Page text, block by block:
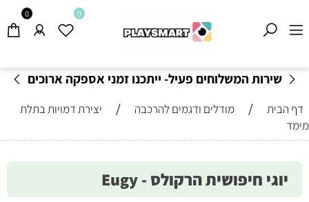
פעיל- ייתכנו זמני אספקה ארוכים
0 0
דף הבית / מודלים ודגמים להרכבה /
יצירת דמויות בתלת
מימד
יוגי חיפושית הרקולס - Eugy